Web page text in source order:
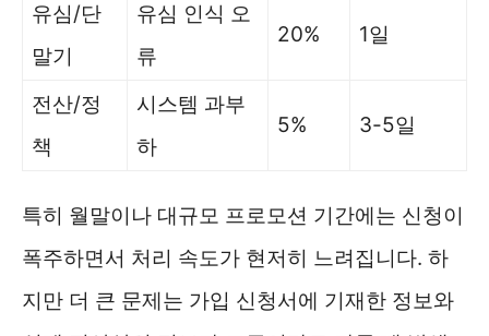
유심/단
말기
유심 인식 오
류
20% 1일
전산/정
책
시스템 과부
하
5% 3-5일
특히 월말이나 대규모 프로모션 기간에는 신청이
폭주하면서 처리 속도가 현저히 느려집니다. 하
지만 더 큰 문제는 가입 신청서에 기재한 정보와